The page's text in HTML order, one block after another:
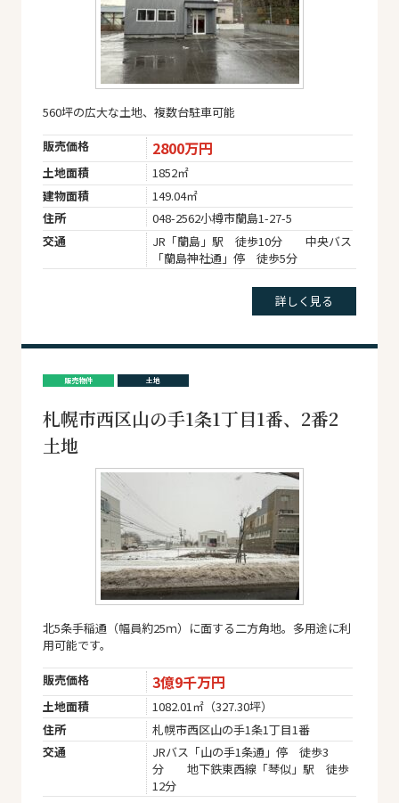
560坪の広大な土地、複数台駐車可能
販売価格 2800万円
土地面積
1852㎡
建物面積
149.04㎡
住所
048-2562小樽市蘭島1-27-5
交通
JR「蘭島」駅 徒歩10分 中央バス
「蘭島神社通」停 徒歩5分
詳しく見る
販売物件 土地
札幌市西区山の手1条1丁目1番、2番2
土地
北5条手稲通（幅員約25ｍ）に面する二方角地。多用途に利
用可能です。
販売価格 3億9千万円
土地面積
1082.01㎡（327.30坪）
住所
札幌市西区山の手1条1丁目1番
交通
JRバス「山の手1条通」停 徒歩3
分 地下鉄東西線「琴似」駅 徒歩
12分